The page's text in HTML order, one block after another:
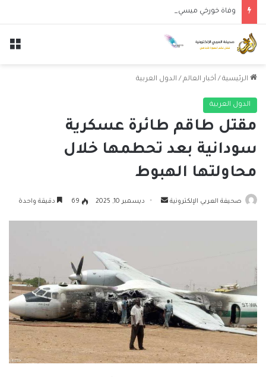
وفاة خورخي ميسي والد النجم الأرجنتيني ليونيل ميسي عن عمر 68 عاماً
الرئيسية / أخبار العالم / الدول العربية
الدول العربية
مقتل طاقم طائرة عسكرية
سودانية بعد تحطمها خلال
محاولتها الهبوط
صحيفة العربي الإلكترونية
أرسل ديسمبر 10, 2025 69 دقيقة واحدة